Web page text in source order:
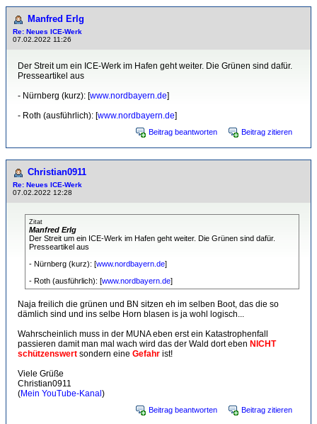
Manfred Erlg
Re: Neues ICE-Werk
07.02.2022 11:26
Der Streit um ein ICE-Werk im Hafen geht weiter. Die Grünen sind dafür.
Presseartikel aus
- Nürnberg (kurz): [www.nordbayern.de]
- Roth (ausführlich): [www.nordbayern.de]
Beitrag beantworten Beitrag zitieren
Christian0911
Re: Neues ICE-Werk
07.02.2022 12:28
Zitat
Manfred Erlg
Der Streit um ein ICE-Werk im Hafen geht weiter. Die Grünen sind dafür.
Presseartikel aus
- Nürnberg (kurz): [www.nordbayern.de]
- Roth (ausführlich): [www.nordbayern.de]
Naja freilich die grünen und BN sitzen eh im selben Boot, das die so
dämlich sind und ins selbe Horn blasen is ja wohl logisch...
Wahrscheinlich muss in der MUNA eben erst ein Katastrophenfall
passieren damit man mal wach wird das der Wald dort eben NICHT
schützenswert sondern eine Gefahr ist!
Viele Grüße
Christian0911
(Mein YouTube-Kanal )
Beitrag beantworten Beitrag zitieren